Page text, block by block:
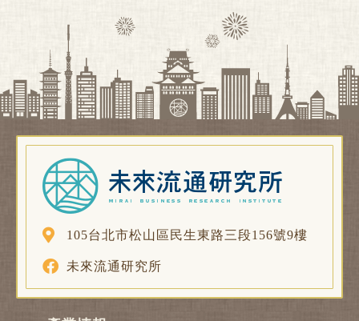
105台北市松山區民生東路三段156號9樓
未來流通研究所